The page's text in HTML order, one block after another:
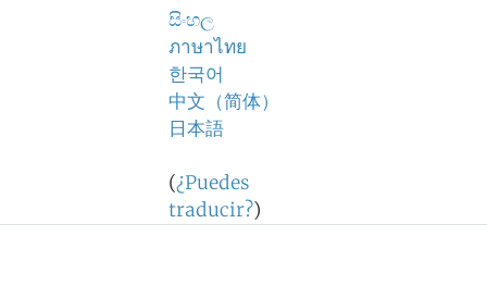
සිංහල
ภาษาไทย
한국어
中文（简体）
日本語
(¿Puedes
traducir?)